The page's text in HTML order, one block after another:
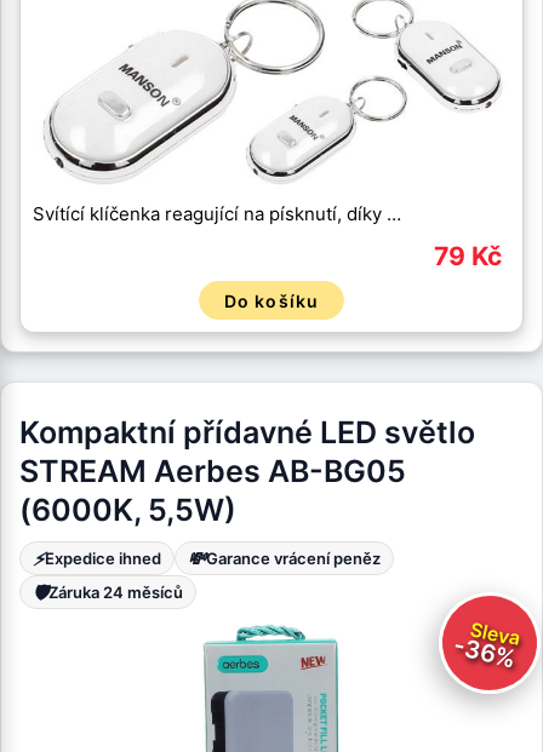
Svítící klíčenka reagující na písknutí, díky …
79 Kč
Do košíku
Kompaktní přídavné LED světlo
STREAM Aerbes AB-BG05
(6000K, 5,5W)
⚡Expedice ihned 💸Garance vrácení peněz
🛡️Záruka 24 měsíců
Sleva
-36%